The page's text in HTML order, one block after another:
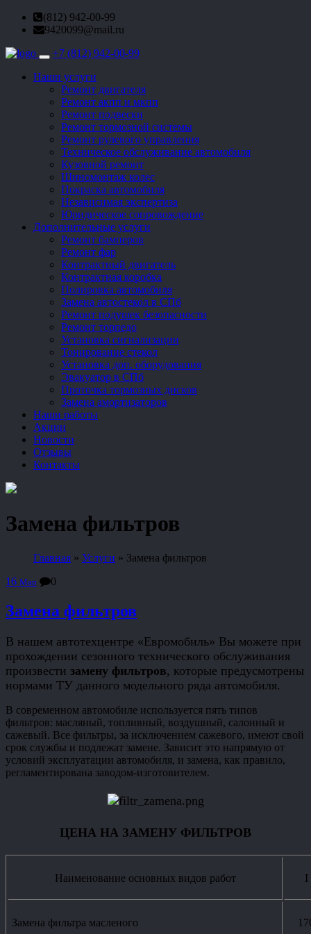
(812) 942-00-99
9420099@mail.ru
Toggle
+7 (812) 942-00-99
Наши услуги
Ремонт двигателя
Ремонт акпп и мкпп
Ремонт подвески
Ремонт тормозной системы
Ремонт рулевого управления
Техническое обслуживание автомобиля
Кузовной ремонт
Шиномонтаж колес
Покраска автомобиля
Независимая экспертиза
Юридическое сопровождение
Дополнительные услуги
Ремонт бамперов
Ремонт фар
Контрактный двигатель
Контрактная коробка
Полировка автомобиля
Замена автостекол в СПб
Ремонт подушек безопасности
Ремонт торпедо
Установка сигнализации
Тонирование стекол
Установка доп. оборудования
Эвакуатор в СПб
Проточка тормозных дисков
Замена амортизаторов
Наши работы
Акции
Новости
Отзывы
Контакты
Замена фильтров
Главная » Услуги » Замена фильтров
16 Мар 0
Замена фильтров
В нашем автотехцентре «Евромобиль» Вы можете при
прохождении сезонного технического обслуживания
произвести замену фильтров, которые предусмотрены
нормами ТУ данного модельного ряда автомобиля.
В современном автомобиле используется пять типов
фильтров: масляный, топливный, воздушный, салонный и
сажевый. Все фильтры, за исключением сажевого, имеют свой
срок службы и подлежат замене. Зависит это напрямую от
условий эксплуатации автомобиля, и замена, как правило,
регламентирована заводом-изготовителем.
ЦЕНА НА ЗАМЕНУ ФИЛЬТРОВ
Наименование основных видов работ I
Замена фильтра масленого